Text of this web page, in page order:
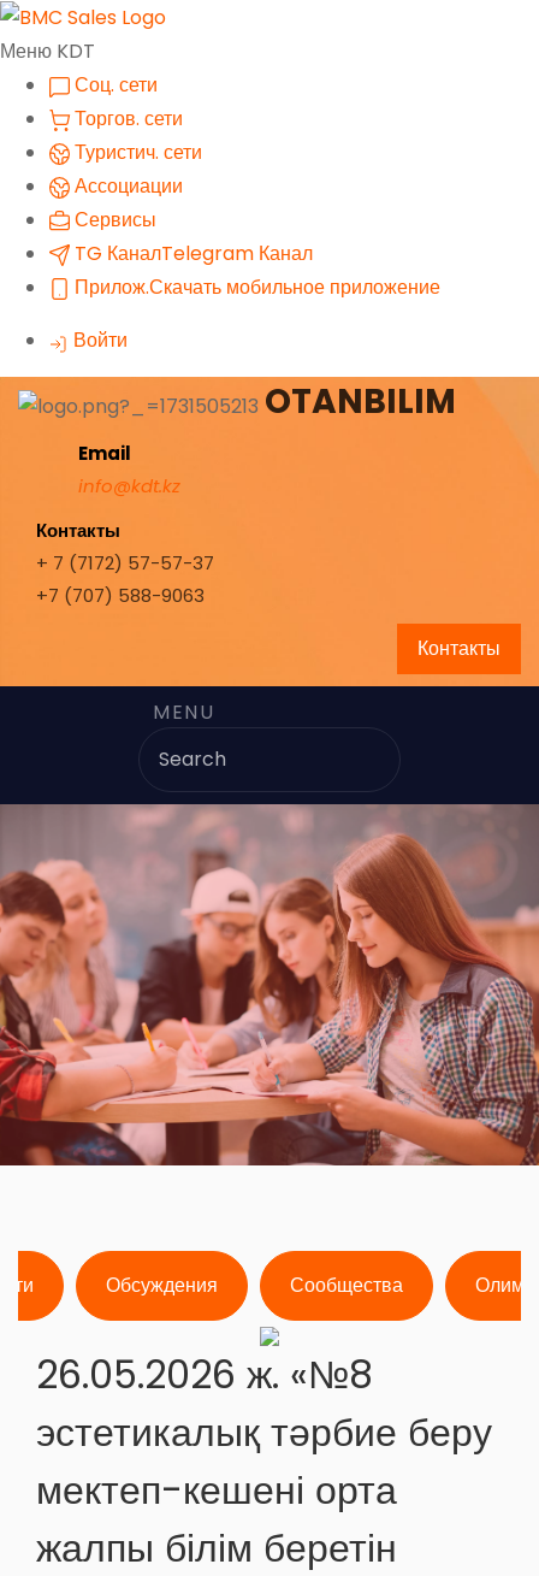
Меню KDT
Соц. сети
Торгов. сети
Туристич. сети
Ассоциации
Сервисы
TG КаналTelegram Канал
Прилож.Скачать мобильное приложение
Войти
OTANBILIM
Email
info@kdt.kz
Контакты
+ 7 (7172) 57-57-37
+7 (707) 588-9063
Контакты
MENU
Обсуждения Сообщества
26.05.2026 ж. «№8
эстетикалық тәрбие беру
мектеп-кешені орта
жалпы білім беретін